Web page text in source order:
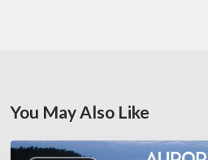
You May Also Like
Denis